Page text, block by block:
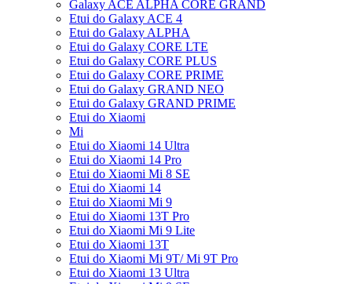
Galaxy ACE ALPHA CORE GRAND
Etui do Galaxy ACE 4
Etui do Galaxy ALPHA
Etui do Galaxy CORE LTE
Etui do Galaxy CORE PLUS
Etui do Galaxy CORE PRIME
Etui do Galaxy GRAND NEO
Etui do Galaxy GRAND PRIME
Etui do Xiaomi
Mi
Etui do Xiaomi 14 Ultra
Etui do Xiaomi 14 Pro
Etui do Xiaomi Mi 8 SE
Etui do Xiaomi 14
Etui do Xiaomi Mi 9
Etui do Xiaomi 13T Pro
Etui do Xiaomi Mi 9 Lite
Etui do Xiaomi 13T
Etui do Xiaomi Mi 9T/ Mi 9T Pro
Etui do Xiaomi 13 Ultra